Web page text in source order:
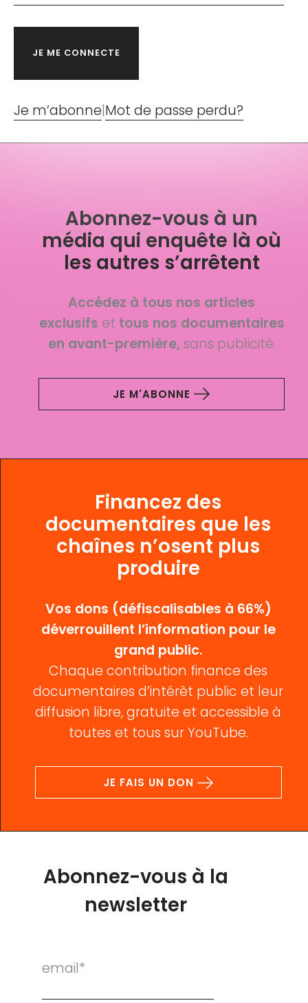
Je m’abonne|Mot de passe perdu?
Abonnez-vous à un
média qui enquête là où
les autres s’arrêtent
Accédez à tous nos articles
exclusifs et tous nos documentaires
en avant-première, sans publicité.
JE M'ABONNE
Financez des
documentaires que les
chaînes n’osent plus
produire
Vos dons (défiscalisables à 66%)
déverrouillent l’information pour le
grand public.
Chaque contribution finance des
documentaires d’intérêt public et leur
diffusion libre, gratuite et accessible à
toutes et tous sur YouTube.
JE FAIS UN DON
Abonnez-vous à la
newsletter
email*